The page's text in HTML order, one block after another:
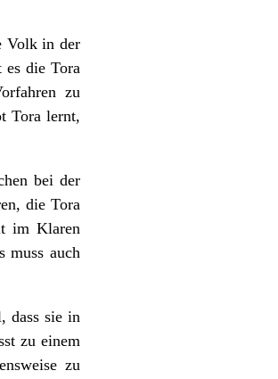
Volk in der
es die Tora
zu
Tora lernt,
bei der
die Tora
im Klaren
muss auch
dass sie in
zu einem
zu